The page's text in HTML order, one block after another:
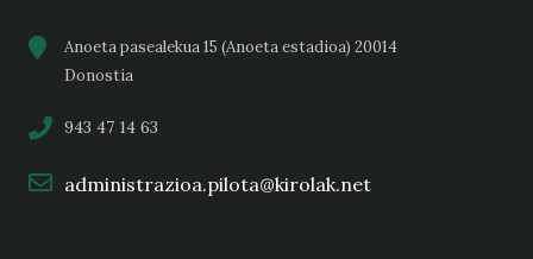
Anoeta pasealekua 15 (Anoeta estadioa) 20014
Donostia
943 47 14 63
administrazioa.pilota@kirolak.net